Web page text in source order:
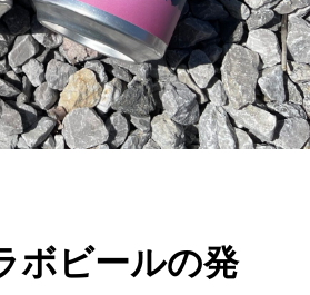
ボビールの発